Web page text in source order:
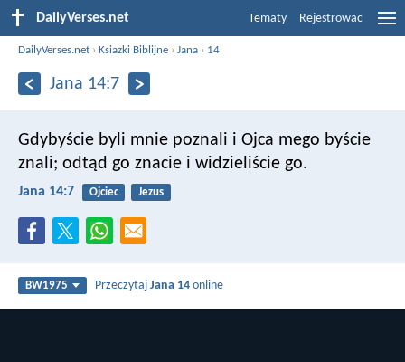
DailyVerses.net Tematy Rejestrowac
DailyVerses.net ›Ksiazki Biblijne ›Jana › 14
Jana 14:7
Gdybyście byli mnie poznali i Ojca mego byście
znali; odtąd go znacie i widzieliście go.
Jana 14:7 Ojciec Jezus
BW1975 PrzeczytajJana 14 online